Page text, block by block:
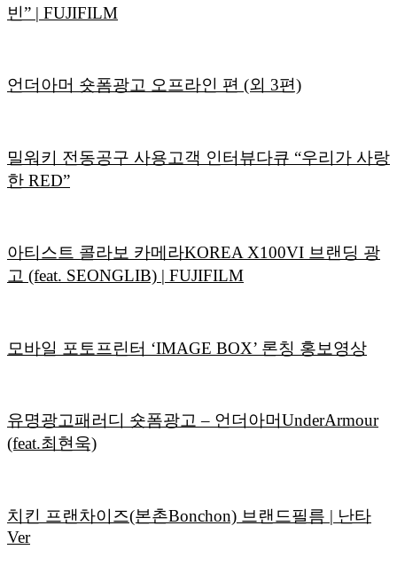
빈” | FUJIFILM
언더아머 숏폼광고 오프라인 편 (외 3편)
밀워키 전동공구 사용고객 인터뷰다큐 “우리가 사랑
한 RED”
아티스트 콜라보 카메라KOREA X100VI 브랜딩 광
고 (feat. SEONGLIB) | FUJIFILM
모바일 포토프린터 ‘IMAGE BOX’ 론칭 홍보영상
유명광고패러디 숏폼광고 – 언더아머UnderArmour
(feat.최현욱)
치킨 프랜차이즈(본촌Bonchon) 브랜드필름 | 난타
Ver